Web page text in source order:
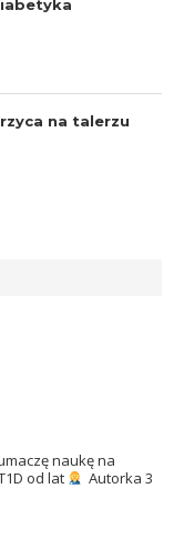
na talerzu
naukę na
od lat
Autorka 3